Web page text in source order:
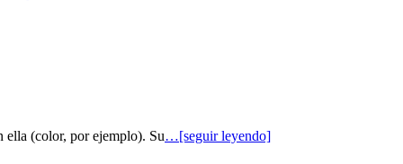
ella (color, por ejemplo). Su…[seguir leyendo]